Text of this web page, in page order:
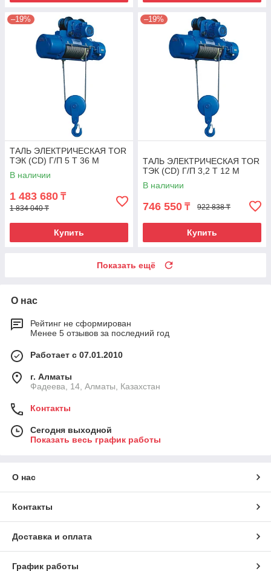
–19%
ТАЛЬ ЭЛЕКТРИЧЕСКАЯ TOR
ТЭК (CD) Г/П 5 Т 36 М
В наличии
1 483 680 ₸
1 834 040 ₸
Купить
–19%
ТАЛЬ ЭЛЕКТРИЧЕСКАЯ TOR
ТЭК (CD) Г/П 3,2 Т 12 М
В наличии
746 550 ₸ 922 838 ₸
Купить
Показать ещё
О нас
Рейтинг не сформирован
Менее 5 отзывов за последний год
Работает с 07.01.2010
г. Алматы
Фадеева, 14, Алматы, Казахстан
Контакты
Сегодня выходной
Показать весь график работы
О нас
Контакты
Доставка и оплата
График работы